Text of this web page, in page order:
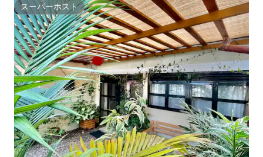
スーパーホスト
スーパーホスト